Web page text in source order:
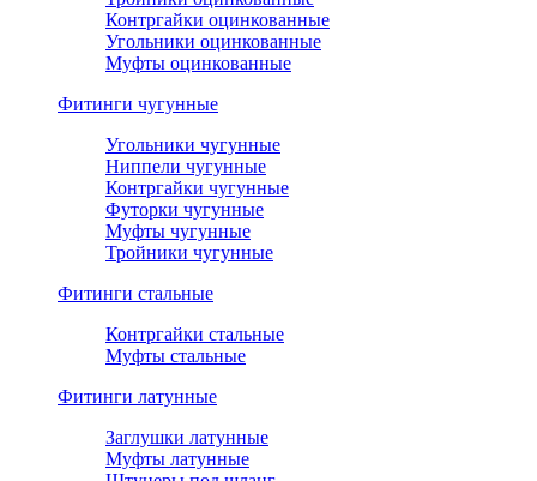
Контргайки оцинкованные
Угольники оцинкованные
Муфты оцинкованные
Фитинги чугунные
Угольники чугунные
Ниппели чугунные
Контргайки чугунные
Футорки чугунные
Муфты чугунные
Тройники чугунные
Фитинги стальные
Контргайки стальные
Муфты стальные
Фитинги латунные
Заглушки латунные
Муфты латунные